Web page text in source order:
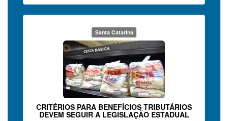
Santa Catarina
CRITÉRIOS PARA BENEFÍCIOS TRIBUTÁRIOS
DEVEM SEGUIR A LEGISLAÇÃO ESTADUAL